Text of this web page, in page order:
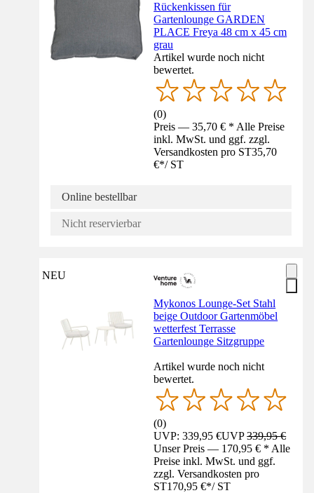
Rückenkissen für
Gartenlounge GARDEN
PLACE Freya 48 cm x 45 cm
grau
Artikel wurde noch nicht
bewertet.
(0)
Preis — 35,70 € * Alle Preise
inkl. MwSt. und ggf. zzgl.
Versandkosten pro ST35,70
€*/ ST
Online bestellbar
Nicht reservierbar
NEU
Mykonos Lounge-Set Stahl
beige Outdoor Gartenmöbel
wetterfest Terrasse
Gartenlounge Sitzgruppe
Artikel wurde noch nicht
bewertet.
(0)
UVP: 339,95 €UVP339,95 €
Unser Preis — 170,95 € * Alle
Preise inkl. MwSt. und ggf.
zzgl. Versandkosten pro
ST170,95 €*/ ST